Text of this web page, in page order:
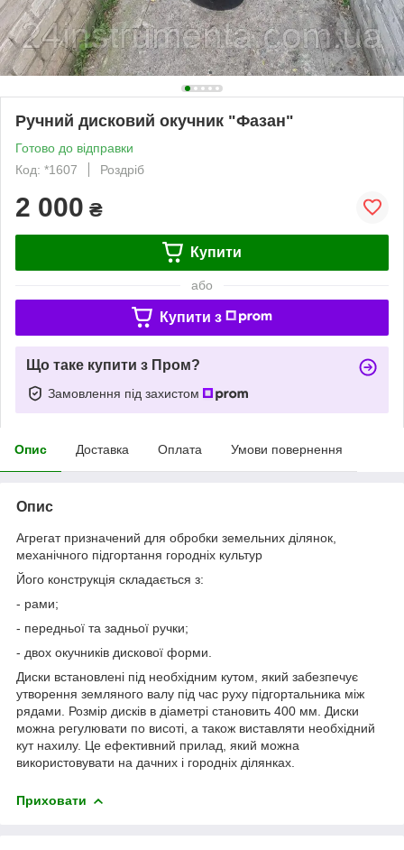
Ручний дисковий окучник "Фазан"
Готово до відправки
Код: *1607
Роздріб
2 000 ₴
Купити
або
Купити з
Що таке купити з Пром?
Замовлення під захистом
Опис Доставка Оплата Умови повернення
Опис
Агрегат призначений для обробки земельних ділянок,
механічного підгортання городніх культур
Його конструкція складається з:
- рами;
- передньої та задньої ручки;
- двох окучників дискової форми.
Диски встановлені під необхідним кутом, який забезпечує
утворення земляного валу під час руху підгортальника між
рядами. Розмір дисків в діаметрі становить 400 мм. Диски
можна регулювати по висоті, а також виставляти необхідний
кут нахилу. Це ефективний прилад, який можна
використовувати на дачних і городніх ділянках.
Приховати